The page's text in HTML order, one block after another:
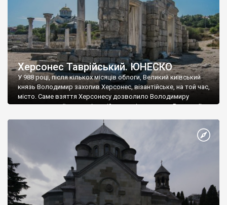
Херсонес Таврійський. ЮНЕСКО
У 988 році, після кількох місяців облоги, Великий київський
князь Володимир захопив Херсонес, візантійське, на той час,
місто. Саме взяття Херсонесу дозволило Володимиру
диктувати свої умови візантійському імператору Василю ІІ, та
Херсонесі Володимир-язичник, став Василем-християнином.
А потім було Хрещення Русі. На честь Херсонесу Таврійського